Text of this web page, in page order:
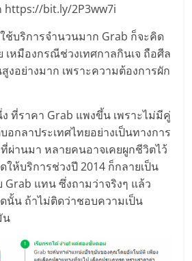
https://bit.ly/2P3ww7i
ช้บริการจำนวนมาก Grab ก็จะคิด
เหมืองกรณีช่วงเทศกาลกินเจ ถือศีล
งอย่างมาก เพราะความต้องการผัก
ที่ราคา Grab แพงขึ้น เพราะไม่มีคู่
อกลาประเทศไทยอย่างเป็นทางการ
ผ่านมา หลายคนอาจเคยผูกชีวิตไว้
ให้บริการช่วงปี 2014 ก็กลายเป็น
Grab แทน ซึ่งถามว่าจริงๆ แล้ว
นั้น ถ้าไม่ติดว่าชอบความเป็น
น